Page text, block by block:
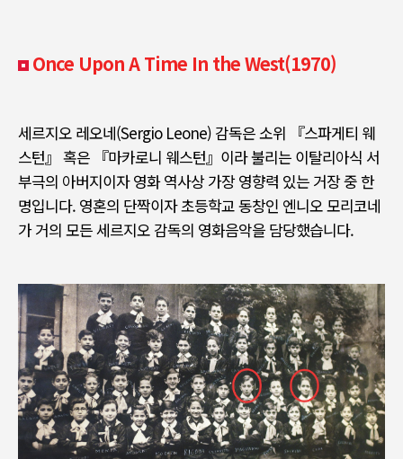
Once Upon A Time In the West(1970)
세르지오 레오네(Sergio Leone) 감독은 소위 『스파게티 웨
스턴』 혹은 『마카로니 웨스턴』 이라 불리는 이탈리아식 서
부극의 아버지이자 영화 역사상 가장 영향력 있는 거장 중 한
명입니다. 영혼의 단짝이자 초등학교 동창인 엔니오 모리코네
가 거의 모든 세르지오 감독의 영화음악을 담당했습니다.